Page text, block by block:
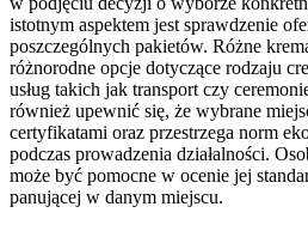
istotnym aspektem jest sprawdzenie
poszczególnych pakietów. Różne
różnorodne opcje dotyczące rodzaju
usług takich jak transport czy
również upewnić się, że wybrane
certyfikatami oraz przestrzega norm
podczas prowadzenia działalności.
może być pomocne w ocenie jej
panującej w danym miejscu.